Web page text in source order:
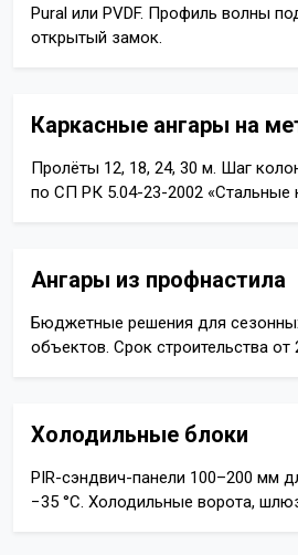
Pural или PVDF. Профиль волны
открытый замок.
Каркасные ангары на
Пролёты 12, 18, 24, 30 м. Шаг
по СП РК 5.04-23-2002 «Стальные
Ангары из профнастила
Бюджетные решения для
объектов. Срок строительства от
Холодильные блоки
PIR-сэндвич-панели 100–200 мм
−35 °C. Холодильные ворота,